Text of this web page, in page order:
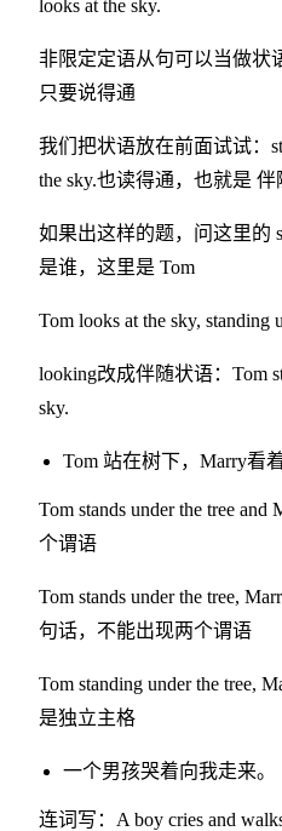
looks at the sky.
非限定定语从句可以当做状
只要说得通
我们把状语放在前面试试：
the sky.也读得通，也就是
如果出这样的题，问这里的
是谁，这里是 Tom
Tom looks at the sky, standing
looking改成伴随状语：Tom
sky.
Tom 站在树下，Marry看
Tom stands under the tree
个谓语
Tom stands under the tree,
句话，不能出现两个谓语
Tom standing under the tree,
是独立主格
一个男孩哭着向我走来。
连词写：A boy cries and